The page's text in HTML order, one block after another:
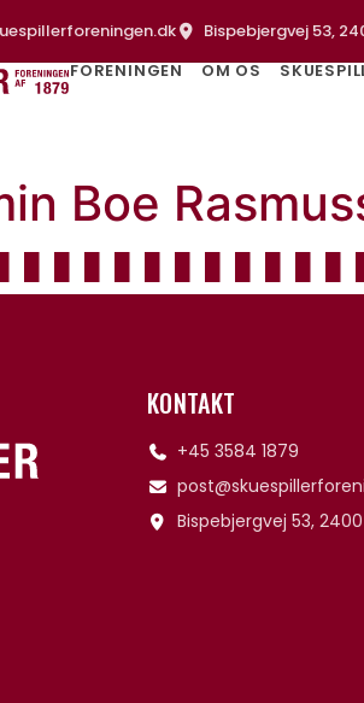
Bispebjergvej 53,
FORENINGEN
OM OS
Boe
KONTAKT
+45 3584 1879
Bispebjergvej 53, 2400